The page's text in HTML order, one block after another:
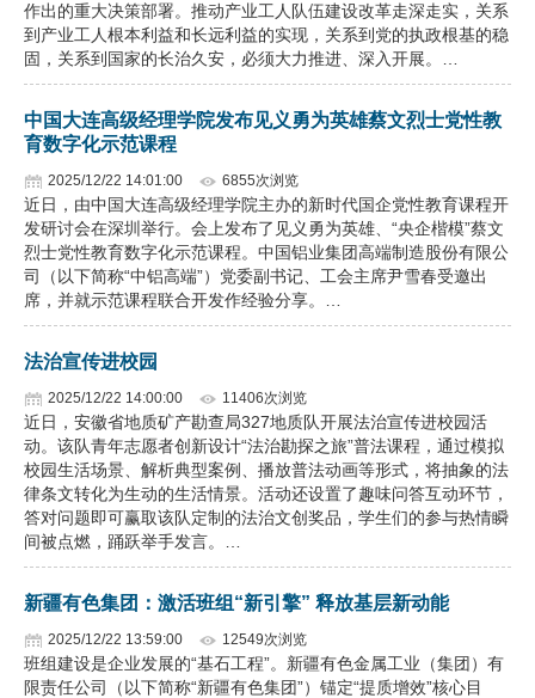
作出的重大决策部署。推动产业工人队伍建设改革走深走实，关系
到产业工人根本利益和长远利益的实现，关系到党的执政根基的稳
固，关系到国家的长治久安，必须大力推进、深入开展。…
中国大连高级经理学院发布见义勇为英雄蔡文烈士党性教
育数字化示范课程
2025/12/22 14:01:00 6855次浏览
近日，由中国大连高级经理学院主办的新时代国企党性教育课程开
发研讨会在深圳举行。会上发布了见义勇为英雄、“央企楷模”蔡文
烈士党性教育数字化示范课程。中国铝业集团高端制造股份有限公
司（以下简称“中铝高端”）党委副书记、工会主席尹雪春受邀出
席，并就示范课程联合开发作经验分享。…
法治宣传进校园
2025/12/22 14:00:00 11406次浏览
近日，安徽省地质矿产勘查局327地质队开展法治宣传进校园活
动。该队青年志愿者创新设计“法治勘探之旅”普法课程，通过模拟
校园生活场景、解析典型案例、播放普法动画等形式，将抽象的法
律条文转化为生动的生活情景。活动还设置了趣味问答互动环节，
答对问题即可赢取该队定制的法治文创奖品，学生们的参与热情瞬
间被点燃，踊跃举手发言。…
新疆有色集团：激活班组“新引擎” 释放基层新动能
2025/12/22 13:59:00 12549次浏览
班组建设是企业发展的“基石工程”。新疆有色金属工业（集团）有
限责任公司（以下简称“新疆有色集团”）锚定“提质增效”核心目